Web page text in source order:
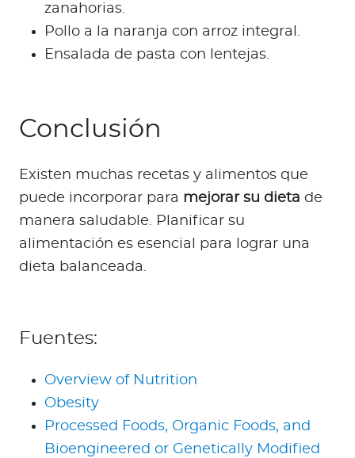
zanahorias.
Pollo a la naranja con arroz integral.
Ensalada de pasta con lentejas.
Conclusión
Existen muchas recetas y alimentos que
puede incorporar para mejorar su dieta de
manera saludable. Planificar su
alimentación es esencial para lograr una
dieta balanceada.
Fuentes:
Overview of Nutrition
Obesity
Processed Foods, Organic Foods, and
Bioengineered or Genetically Modified